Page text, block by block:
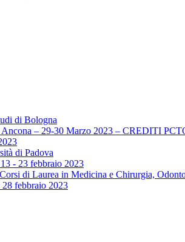
di Bologna
Ancona – 29-30 Marzo 2023 – CREDITI
di Padova
- 23 febbraio 2023
di Laurea in Medicina e Chirurgia,
febbraio 2023